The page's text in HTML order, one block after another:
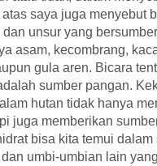
atas saya juga menyebut
dan unsur yang
asam, kecombrang,
gula aren. Bicara
sumber pangan.
hutan tidak hanya
juga memberikan
bisa kita temui dalam
umbi-umbian lain